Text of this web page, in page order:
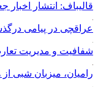
قالیباف: انتشار
عراقچی در پیامی
شفافیت و مدیریت
رامیان، میزبان شبی